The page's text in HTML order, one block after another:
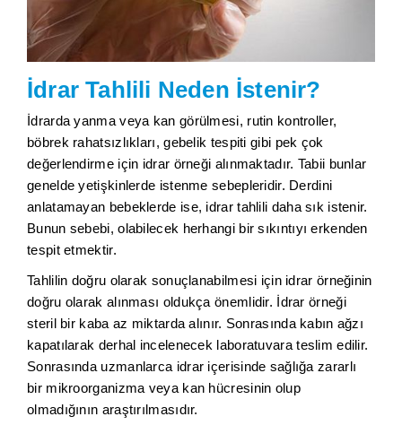
İdrar Tahlili Neden İstenir?
İdrarda yanma veya kan görülmesi, rutin kontroller,
böbrek rahatsızlıkları, gebelik tespiti gibi pek çok
değerlendirme için idrar örneği alınmaktadır. Tabii bunlar
genelde yetişkinlerde istenme sebepleridir. Derdini
anlatamayan bebeklerde ise, idrar tahlili daha sık istenir.
Bunun sebebi, olabilecek herhangi bir sıkıntıyı erkenden
tespit etmektir.
Tahlilin doğru olarak sonuçlanabilmesi için idrar örneğinin
doğru olarak alınması oldukça önemlidir. İdrar örneği
steril bir kaba az miktarda alınır. Sonrasında kabın ağzı
kapatılarak derhal incelenecek laboratuvara teslim edilir.
Sonrasında uzmanlarca idrar içerisinde sağlığa zararlı
bir mikroorganizma veya kan hücresinin olup
olmadığının araştırılmasıdır.